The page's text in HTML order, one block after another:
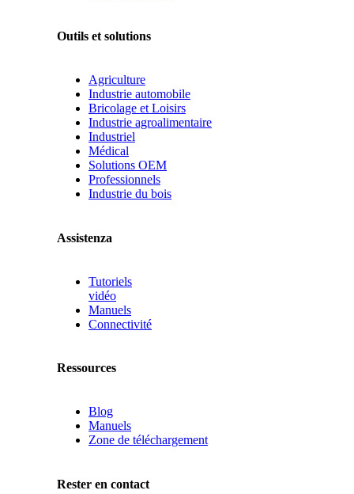
Outils et solutions
Agriculture
Industrie automobile
Bricolage et Loisirs
Industrie agroalimentaire
Industriel
Médical
Solutions OEM
Professionnels
Industrie du bois
Assistenza
Tutoriels
vidéo
Manuels
Connectivité
Ressources
Blog
Manuels
Zone de téléchargement
Rester en contact